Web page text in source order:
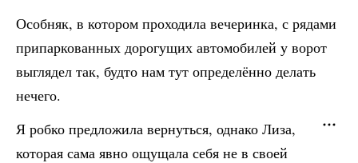
Особняк, в котором проходила вечеринка, с рядами
припаркованных дорогущих автомобилей у ворот
выглядел так, будто нам тут определённо делать
нечего.
Я робко предложила вернуться, однако Лиза,
которая сама явно ощущала себя не в своей